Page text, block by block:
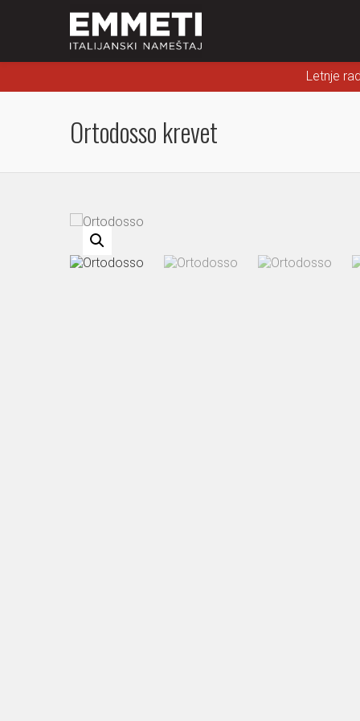
Letnje
Ortodosso krevet